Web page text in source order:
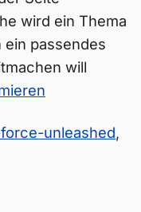
wird ein Thema
passendes
will
unleashed,